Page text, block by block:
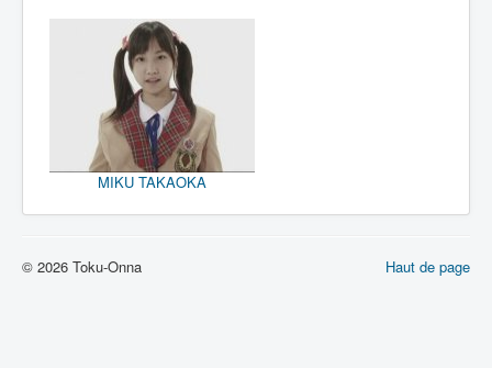
Personnages
Épisodes
Chronologie
MIKU TAKAOKA
Haut de page
© 2026 Toku-Onna